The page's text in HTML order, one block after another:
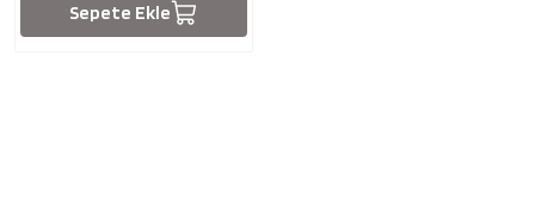
Sepete Ekle